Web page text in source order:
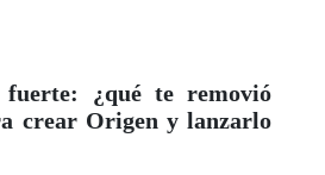
fuerte: ¿qué te removió
crear Origen y lanzarlo